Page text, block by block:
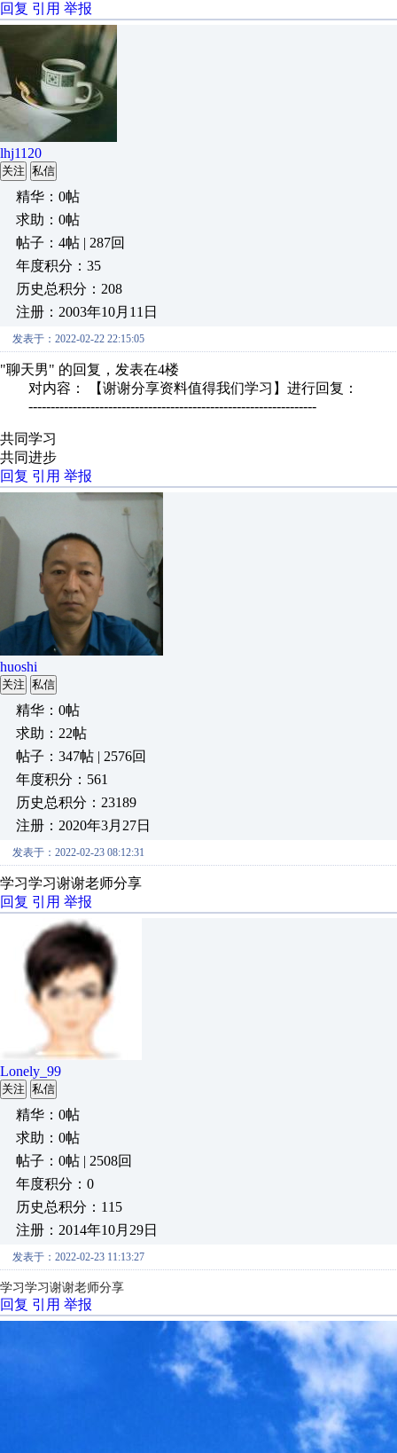
回复 引用 举报
lhj1120
关注 私信
精华：0帖
求助：0帖
帖子：4帖 | 287回
年度积分：35
历史总积分：208
注册：2003年10月11日
发表于：2022-02-22 22:15:05
"聊天男" 的回复，发表在4楼
对内容： 【谢谢分享资料值得我们学习】进行回复：
-----------------------------------------------------------------
共同学习
共同进步
回复 引用 举报
huoshi
关注 私信
精华：0帖
求助：22帖
帖子：347帖 | 2576回
年度积分：561
历史总积分：23189
注册：2020年3月27日
发表于：2022-02-23 08:12:31
学习学习谢谢老师分享
回复 引用 举报
Lonely_99
关注 私信
精华：0帖
求助：0帖
帖子：0帖 | 2508回
年度积分：0
历史总积分：115
注册：2014年10月29日
发表于：2022-02-23 11:13:27
学习学习谢谢老师分享
回复 引用 举报